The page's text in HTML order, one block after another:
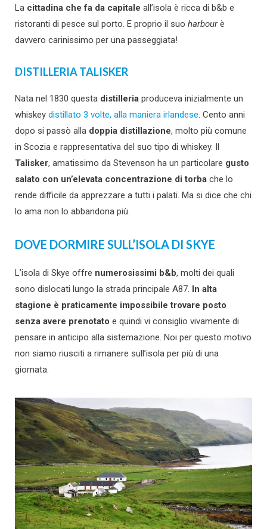
La cittadina che fa da capitale all’isola è ricca di b&b e
ristoranti di pesce sul porto. E proprio il suo harbourè
davvero carinissimo per una passeggiata!
DISTILLERIA TALISKER
Nata nel 1830 questa distilleria produceva inizialmente un
whiskey distillato 3 volte, alla maniera irlandese. Cento anni
dopo si passò alla doppia distillazione, molto più comune
in Scozia e rappresentativa del suo tipo di whiskey. Il
Talisker, amatissimo da Stevenson ha un particolare gusto
salato con un’elevata concentrazione di torba che lo
rende difficile da apprezzare a tutti i palati. Ma si dice che chi
lo ama non lo abbandona più.
DOVE DORMIRE SULL’ISOLA DI SKYE
L’isola di Skye offre numerosissimi b&b, molti dei quali
sono dislocati lungo la strada principale A87. In alta
stagione è praticamente impossibile trovare posto
senza avere prenotato e quindi vi consiglio vivamente di
pensare in anticipo alla sistemazione. Noi per questo motivo
non siamo riusciti a rimanere sull’isola per più di una
giornata.